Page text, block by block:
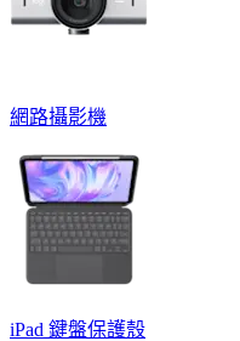
網路攝影機
iPad 鍵盤保護殼